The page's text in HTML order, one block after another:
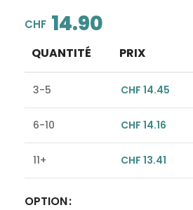
CHF 14.90
QUANTITÉ PRIX
3-5 CHF 14.45
6-10 CHF 14.16
11+ CHF 13.41
OPTION
Alternative: